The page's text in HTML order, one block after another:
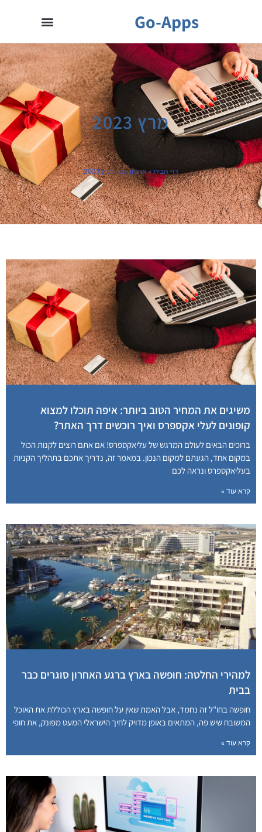
Go-Apps
מרץ 2023
דף הבית»ארכיון עבור מרץ 2023
משיגים את המחיר הטוב ביותר: איפה תוכלו למצוא
קופונים לעלי אקספרס ואיך רוכשים דרך האתר?
ברוכים הבאים לעולם המרגש של עליאקספרס! אם אתם רוצים לקנות הכול
במקום אחד, הגעתם למקום הנכון. במאמר זה, נדריך אתכם בתהליך הקניות
בעליאקספרס ונראה לכם
קרא עוד »
למהירי החלטה: חופשה בארץ ברגע האחרון סוגרים כבר
בבית
חופשה בחו"ל זה נחמד, אבל האמת שאין על חופשה בארץ הכוללת את האוכל
המשובח שיש פה, המתאים באופן מדויק לחיך הישראלי המעט מפונק, את חופי
קרא עוד »